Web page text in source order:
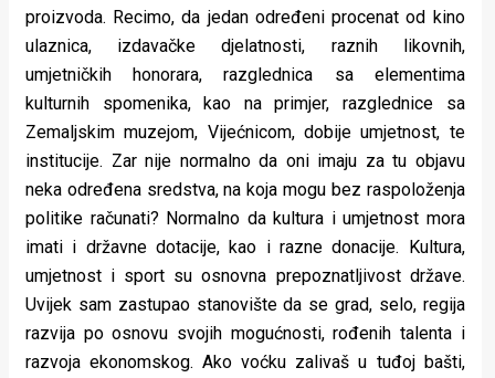
proizvoda. Recimo, da jedan određeni procenat od kino
ulaznica, izdavačke djelatnosti, raznih likovnih,
umjetničkih honorara, razglednica sa elementima
kulturnih spomenika, kao na primjer, razglednice sa
Zemaljskim muzejom, Vijećnicom, dobije umjetnost, te
institucije. Zar nije normalno da oni imaju za tu objavu
neka određena sredstva, na koja mogu bez raspoloženja
politike računati? Normalno da kultura i umjetnost mora
imati i državne dotacije, kao i razne donacije. Kultura,
umjetnost i sport su osnovna prepoznatljivost države.
Uvijek sam zastupao stanovište da se grad, selo, regija
razvija po osnovu svojih mogućnosti, rođenih talenta i
razvoja ekonomskog. Ako voćku zalivaš u tuđoj bašti,